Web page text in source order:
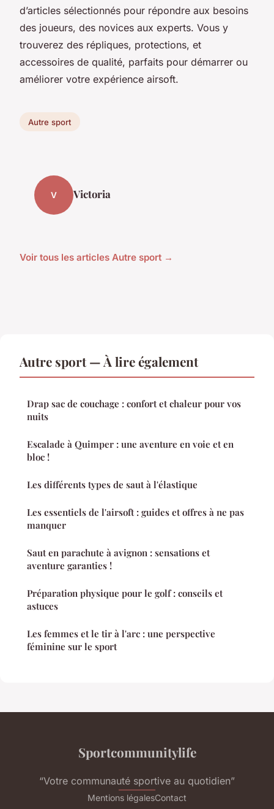
d’articles sélectionnés pour répondre aux besoins
des joueurs, des novices aux experts. Vous y
trouverez des répliques, protections, et
accessoires de qualité, parfaits pour démarrer ou
améliorer votre expérience airsoft.
Autre sport
V Victoria
Voir tous les articles Autre sport →
Autre sport — À lire également
Drap sac de couchage : confort et chaleur pour vos
nuits
Escalade à Quimper : une aventure en voie et en
bloc !
Les différents types de saut à l'élastique
Les essentiels de l'airsoft : guides et offres à ne pas
manquer
Saut en parachute à avignon : sensations et
aventure garanties !
Préparation physique pour le golf : conseils et
astuces
Les femmes et le tir à l'arc : une perspective
féminine sur le sport
Sportcommunitylife
“Votre communauté sportive au quotidien”
Mentions légalesContact